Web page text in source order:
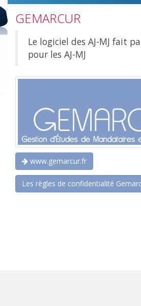
GEMARCUR
Le logiciel des AJ-MJ fait
pour les AJ-MJ
www.gemarcur.fr
Les règles de confidentialité